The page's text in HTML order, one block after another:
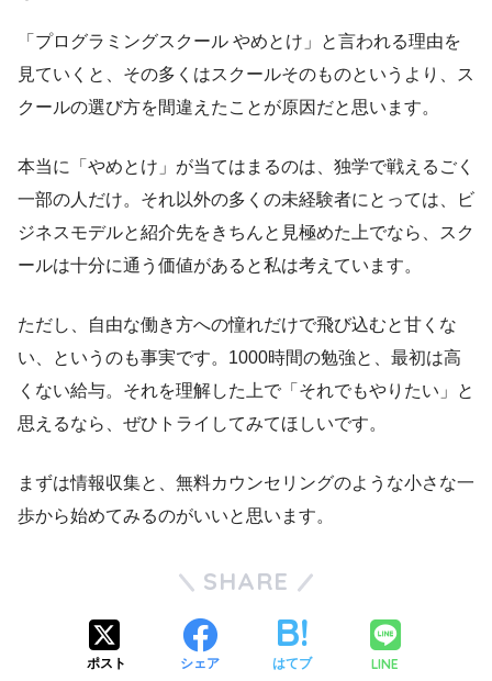
「プログラミングスクール やめとけ」と言われる理由を
見ていくと、その多くはスクールそのものというより、ス
クールの選び方を間違えたことが原因だと思います。
本当に「やめとけ」が当てはまるのは、独学で戦えるごく
一部の人だけ。それ以外の多くの未経験者にとっては、ビ
ジネスモデルと紹介先をきちんと見極めた上でなら、スク
ールは十分に通う価値があると私は考えています。
ただし、自由な働き方への憧れだけで飛び込むと甘くな
い、というのも事実です。1000時間の勉強と、最初は高
くない給与。それを理解した上で「それでもやりたい」と
思えるなら、ぜひトライしてみてほしいです。
まずは情報収集と、無料カウンセリングのような小さな一
歩から始めてみるのがいいと思います。
SHARE
ポスト シェア はてブ LINE